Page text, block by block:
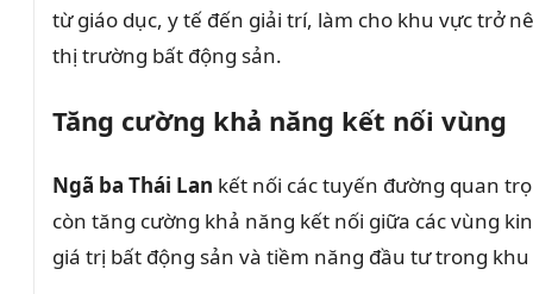
từ giáo dục, y tế đến giải trí, làm cho khu vực trở
thị trường bất động sản.
Tăng cường khả năng kết nối vùng
Ngã ba Thái Lan kết nối các tuyến đường quan
còn tăng cường khả năng kết nối giữa các vùng
giá trị bất động sản và tiềm năng đầu tư trong